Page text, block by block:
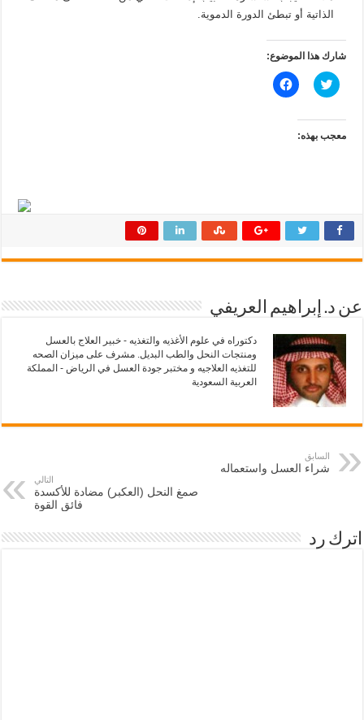
الذاتية أو تبطئ الدورة الدموية.
شارك هذا الموضوع:
ا
ض
ل
ل
م
ل
ت
ي
ف
ت
ف
ي
ن
ا
ف
ذ
ة
ج
د
ي
ة
)
ا
ن
ل
ف
س
(
ف
ح
ي
ن
ا
ف
ذ
ة
ج
د
ة
)
معجب بهذه:
عن د. إبراهيم العريفي
دكتوراه في علوم الأغذيه والتغذيه - خبير العلاج بالعسل
ومنتجات النحل والطب البديل. مشرف على ميزان الصحه
للتغذيه العلاجيه و مختبر جودة العسل في الرياض - المملكة
العربية السعودية
السابق
شراء العسل واستعماله
التالي
صمغ النحل (العكبر) مضادة للأكسدة
فائق القوة
اترك رد